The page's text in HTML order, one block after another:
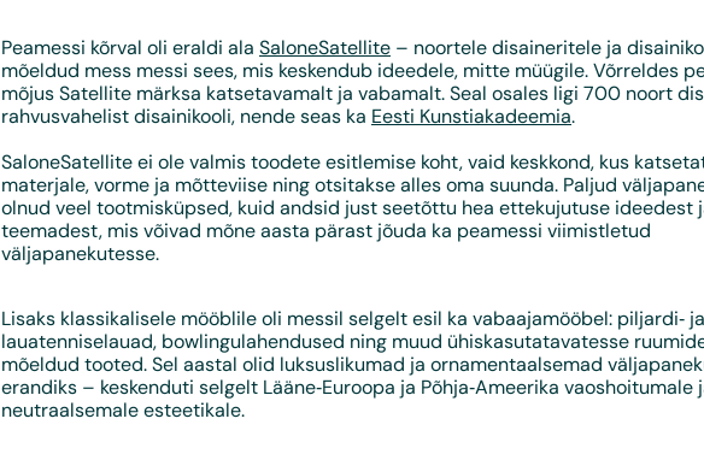
Peamessi kõrval oli eraldi ala SaloneSatellite – noortele disaineritele ja
mõeldud mess messi sees, mis keskendub ideedele, mitte müügile. Võrreldes
mõjus Satellite märksa katsetavamalt ja vabamalt. Seal osales ligi 700 noort
rahvusvahelist disainikooli, nende seas ka Eesti Kunstiakadeemia.
SaloneSatellite ei ole valmis toodete esitlemise koht, vaid keskkond, kus
materjale, vorme ja mõtteviise ning otsitakse alles oma suunda. Paljud
olnud veel tootmisküpsed, kuid andsid just seetõttu hea ettekujutuse ideedest
teemadest, mis võivad mõne aasta pärast jõuda ka peamessi viimistletud
väljapanekutesse.
Lisaks klassikalisele mööblile oli messil selgelt esil ka vabaajamööbel: piljardi‑ ja
lauatenniselauad, bowlingulahendused ning muud ühiskasutatavatesse
mõeldud tooted. Sel aastal olid luksuslikumad ja ornamentaalsemad
erandiks – keskenduti selgelt Lääne‑Euroopa ja Põhja‑Ameerika vaoshoitumale
neutraalsemale esteetikale.